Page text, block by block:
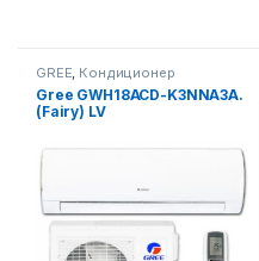
GREE, Кондиционер
Gree GWH18ACD-K3NNA3A.
(Fairy) LV